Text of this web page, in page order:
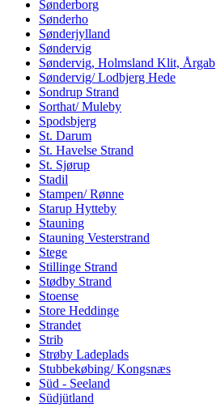
Sønderborg
Sønderho
Sønderjylland
Søndervig
Søndervig, Holmsland Klit, Årgab
Søndervig/ Lodbjerg Hede
Sondrup Strand
Sorthat/ Muleby
Spodsbjerg
St. Darum
St. Havelse Strand
St. Sjørup
Stadil
Stampen/ Rønne
Starup Hytteby
Stauning
Stauning Vesterstrand
Stege
Stillinge Strand
Stødby Strand
Stoense
Store Heddinge
Strandet
Strib
Strøby Ladeplads
Stubbekøbing/ Kongsnæs
Süd - Seeland
Südjütland